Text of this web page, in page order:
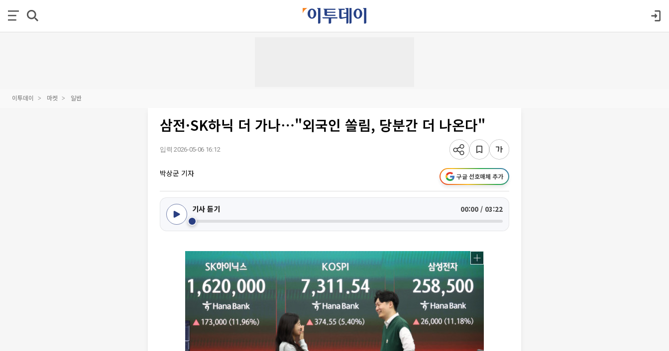
이투데이 마켓 일반
삼전·SK하닉 더 가나⋯"외국인 쏠림, 당분간 더 나온다"
입력 2026-05-06 16:12
박상군 기자 구글 선호매체 추가
기사 듣기 00:00 / 03:22